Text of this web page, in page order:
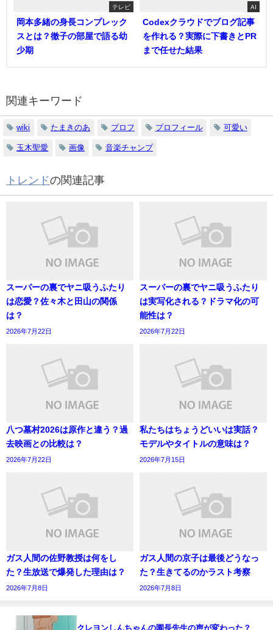
テレビ
岡本多緒の身長コンプレック
スとは？徹子の部屋で語る幼
少期
AI
Codexクラウドでブログ記事
を作れる？実際に下書きとPR
まで任せた結果
関連キーワード
wiki たまきのあ プロフ プロフィール 可愛い
玉木聖愛 画像 音楽チャンプ
トレンドの関連記事
スーパーの裏でヤニ吸うふたり
は恋愛？佐々木と田山の関係
は？
2026年7月22日
スーパーの裏でヤニ吸うふたり
は実写化される？ドラマ化の可
能性は？
2026年7月22日
八つ墓村2026は原作と違う？過
去映画との比較は？
2026年7月22日
私たちはちょうどいいは実話？
モデルやタイトルの意味は？
2026年7月15日
ガス人間の佐野教授は何をし
た？生放送で爆発した理由は？
2026年7月8日
ガス人間の京子は最後どうなっ
た？生きてるのかラスト考察
2026年7月8日
クレヨンしんちゃんの園長先生の声が変わった？